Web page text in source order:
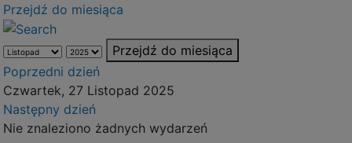
Przejdź do miesiąca
Przejdź do miesiąca
Poprzedni dzień
Czwartek, 27 Listopad 2025
Następny dzień
Nie znaleziono żadnych wydarzeń